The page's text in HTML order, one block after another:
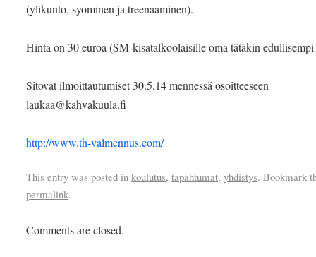
(ylikunto, syöminen ja treenaaminen).
Hinta on 30 euroa (SM-kisatalkoolaisille oma tätäkin
Sitovat ilmoittautumiset 30.5.14 mennessä osoitteeseen
laukaa@kahvakuula.fi
http://www.th-valmennus.com/
This entry was posted inkoulutus,tapahtumat,yhdistys. Bookmark
permalink.
Comments are closed.